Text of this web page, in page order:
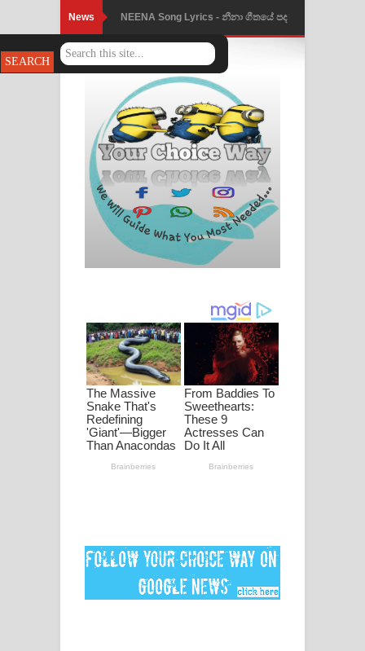
News NEENA Song Lyrics - නීනා ගීතයේ පද
පෙළ
Ahimi Wimai Himi Song Lyrics - අහිමි
විමයි හිමි ගීතයේ පද පෙළ
Mathaka Parana Song Lyrics - මතක
පාරනා ගීතයේ පද පෙළ
Nimnadhen Song Lyrics - නිම්නාදෙන්
ගීතයේ පද පෙළ
ඔබමයි මගේ ආදරේ ගීතයේ පද පෙළ
Pansal Gihin Song Lyrics - පන්සල් ගිහිං
ගීතයේ පද පෙළ
Ankeliya Song Lyrics - අංකෙළිය ගීතයේ
පද පෙළ
MANAMALA KATHA Song Lyrics -
මනමාල කතා ගීතයේ පද පෙළ